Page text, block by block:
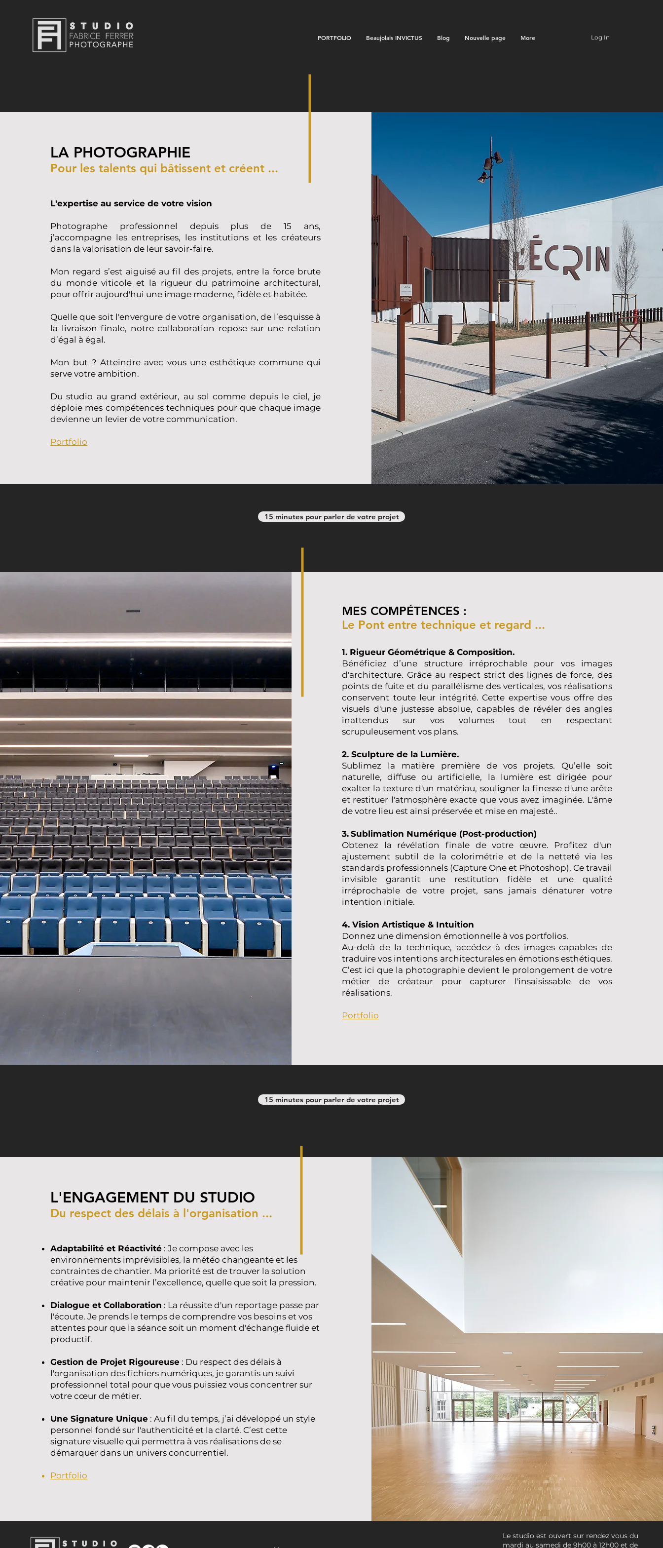
PORTFOLIO Beaujolais INVICTUS Blog Nouvelle page More Log In
LA PHOTOGRAPHIE
Pour les talents qui bâtissent et créent ...
L'expertise au service de votre vision
Photographe professionnel depuis plus de 15 ans,
j’accompagne les entreprises, les institutions et les créateurs
dans la valorisation de leur savoir-faire.
Mon regard s’est aiguisé au fil des projets, entre la force brute
du monde viticole et la rigueur du patrimoine architectural,
pour offrir aujourd'hui une image moderne, fidèle et habitée.
Quelle que soit l'envergure de votre organisation, de l’esquisse à
la livraison finale, notre collaboration repose sur une relation
d’égal à égal.
Mon but ? Atteindre avec vous une esthétique commune qui
serve votre ambition.
Du studio au grand extérieur, au sol comme depuis le ciel, je
déploie mes compétences techniques pour que chaque image
devienne un levier de votre communication.
Portfolio
15 minutes pour parler de votre projet
MES COMPÉTENCES :
Le Pont entre technique et regard ...
1. Rigueur Géométrique & Composition.
Bénéficiez d’une structure irréprochable pour vos images
d'architecture. Grâce au respect strict des lignes de force, des
points de fuite et du parallélisme des verticales, vos réalisations
conservent toute leur intégrité. Cette expertise vous offre des
visuels d'une justesse absolue, capables de révéler des angles
inattendus sur vos volumes tout en respectant
scrupuleusement vos plans.
2. Sculpture de la Lumière.
Sublimez la matière première de vos projets. Qu’elle soit
naturelle, diffuse ou artificielle, la lumière est dirigée pour
exalter la texture d'un matériau, souligner la finesse d'une arête
et restituer l'atmosphère exacte que vous avez imaginée. L'âme
de votre lieu est ainsi préservée et mise en majesté..
3. Sublimation Numérique (Post-production)
Obtenez la révélation finale de votre œuvre. Profitez d'un
ajustement subtil de la colorimétrie et de la netteté via les
standards professionnels (Capture One et Photoshop). Ce travail
invisible garantit une restitution fidèle et une qualité
irréprochable de votre projet, sans jamais dénaturer votre
intention initiale.
4. Vision Artistique & Intuition
Donnez une dimension émotionnelle à vos portfolios.
Au-delà de la technique, accédez à des images capables de
traduire vos intentions architecturales en émotions esthétiques.
C’est ici que la photographie devient le prolongement de votre
métier de créateur pour capturer l'insaisissable de vos
réalisations.
Portfolio
15 minutes pour parler de votre projet
L'ENGAGEMENT DU STUDIO
Du respect des délais à l'organisation ...
Adaptabilité et Réactivité: Je compose avec les
environnements imprévisibles, la météo changeante et les
contraintes de chantier. Ma priorité est de trouver la solution
créative pour maintenir l’excellence, quelle que soit la pression.
Dialogue et Collaboration : La réussite d'un reportage passe par
l'écoute. Je prends le temps de comprendre vos besoins et vos
attentes pour que la séance soit un moment d'échange fluide et
productif.
Gestion de Projet Rigoureuse: Du respect des délais à
l'organisation des fichiers numériques, je garantis un suivi
professionnel total pour que vous puissiez vous concentrer sur
votre cœur de métier.
Une Signature Unique: Au fil du temps, j’ai développé un style
personnel fondé sur l'authenticité et la clarté. C’est cette
signature visuelle qui permettra à vos réalisations de se
démarquer dans un univers concurrentiel.
Portfolio
Le studio est ouvert sur rendez vous du
mardi au samedi de 9h00 à 12h00 et de